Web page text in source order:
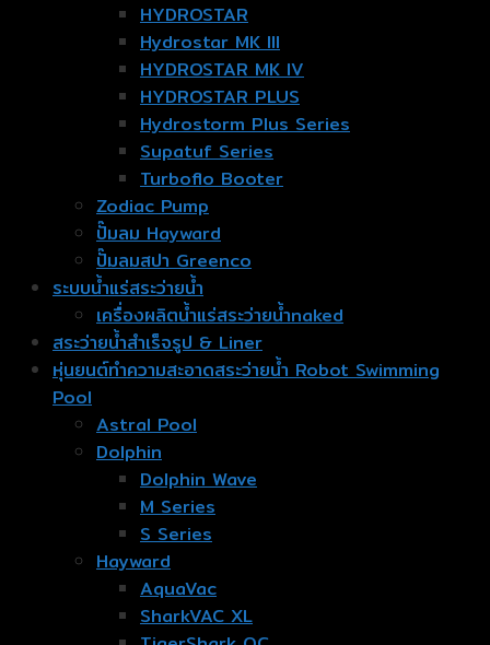
HYDROSTAR
Hydrostar MK III
HYDROSTAR MK IV
HYDROSTAR PLUS
Hydrostorm Plus Series
Supatuf Series
Turboflo Booter
Zodiac Pump
ปั๊มลม Hayward
ปั๊มลมสปา Greenco
ระบบน้ำแร่สระว่ายน้ำ
เครื่องผลิตน้ำแร่สระว่ายน้ำnaked
สระว่ายน้ำสำเร็จรูป & Liner
หุ่นยนต์ทำความสะอาดสระว่ายน้ำ Robot Swimming
Pool
Astral Pool
Dolphin
Dolphin Wave
M Series
S Series
Hayward
AquaVac
SharkVAC XL